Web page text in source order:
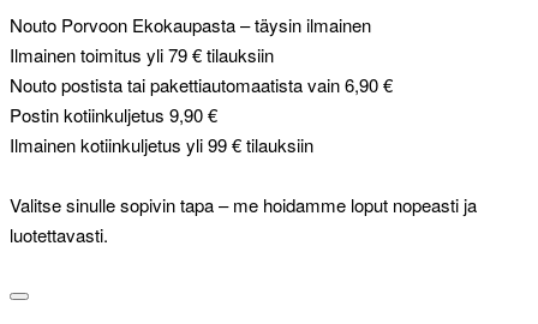
Nouto Porvoon Ekokaupasta – täysin ilmainen
Ilmainen toimitus yli 79 € tilauksiin
Nouto postista tai pakettiautomaatista vain 6,90 €
Postin kotiinkuljetus 9,90 €
Ilmainen kotiinkuljetus yli 99 € tilauksiin
Valitse sinulle sopivin tapa – me hoidamme loput nopeasti ja
luotettavasti.